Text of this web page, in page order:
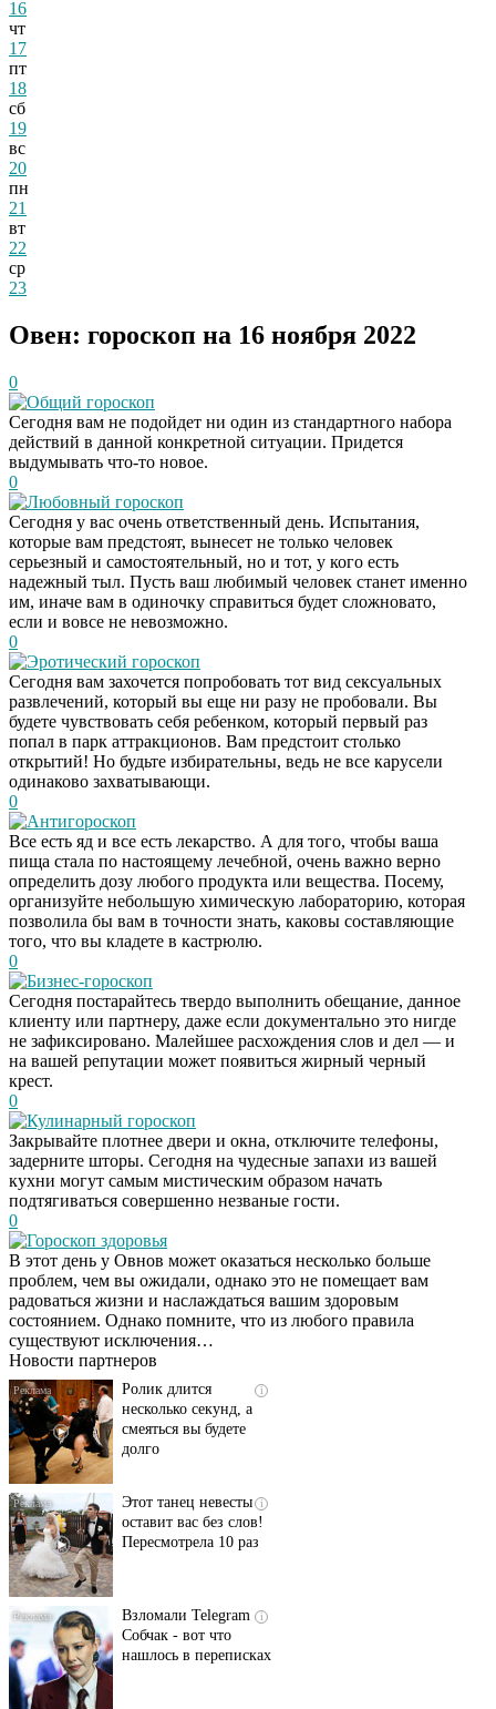
16
чт
17
пт
18
сб
19
вс
20
пн
21
вт
22
ср
23
Овен: гороскоп на 16 ноября 2022
0
Общий гороскоп
Сегодня вам не подойдет ни один из стандартного набора
действий в данной конкретной ситуации. Придется
выдумывать что-то новое.
0
Любовный гороскоп
Сегодня у вас очень ответственный день. Испытания,
которые вам предстоят, вынесет не только человек
серьезный и самостоятельный, но и тот, у кого есть
надежный тыл. Пусть ваш любимый человек станет именно
им, иначе вам в одиночку справиться будет сложновато,
если и вовсе не невозможно.
0
Эротический гороскоп
Сегодня вам захочется попробовать тот вид сексуальных
развлечений, который вы еще ни разу не пробовали. Вы
будете чувствовать себя ребенком, который первый раз
попал в парк аттракционов. Вам предстоит столько
открытий! Но будьте избирательны, ведь не все карусели
одинаково захватывающи.
0
Антигороскоп
Все есть яд и все есть лекарство. А для того, чтобы ваша
пища стала по настоящему лечебной, очень важно верно
определить дозу любого продукта или вещества. Посему,
организуйте небольшую химическую лабораторию, которая
позволила бы вам в точности знать, каковы составляющие
того, что вы кладете в кастрюлю.
0
Бизнес-гороскоп
Сегодня постарайтесь твердо выполнить обещание, данное
клиенту или партнеру, даже если документально это нигде
не зафиксировано. Малейшее расхождения слов и дел — и
на вашей репутации может появиться жирный черный
крест.
0
Кулинарный гороскоп
Закрывайте плотнее двери и окна, отключите телефоны,
задерните шторы. Сегодня на чудесные запахи из вашей
кухни могут самым мистическим образом начать
подтягиваться совершенно незваные гости.
0
Гороскоп здоровья
В этот день у Овнов может оказаться несколько больше
проблем, чем вы ожидали, однако это не помещает вам
радоваться жизни и наслаждаться вашим здоровым
состоянием. Однако помните, что из любого правила
существуют исключения…
Новости партнеров
i
Скрытая камера на
пляже Крыма: Что
люди вытворяют, когда
их не видят...
Ролик длится
несколько секунд, а
смеяться вы будете
Этот танец невесты
оставит вас без слов!
Пересмотрела 10 раз
Взломали Telegram
Собчак - вот что